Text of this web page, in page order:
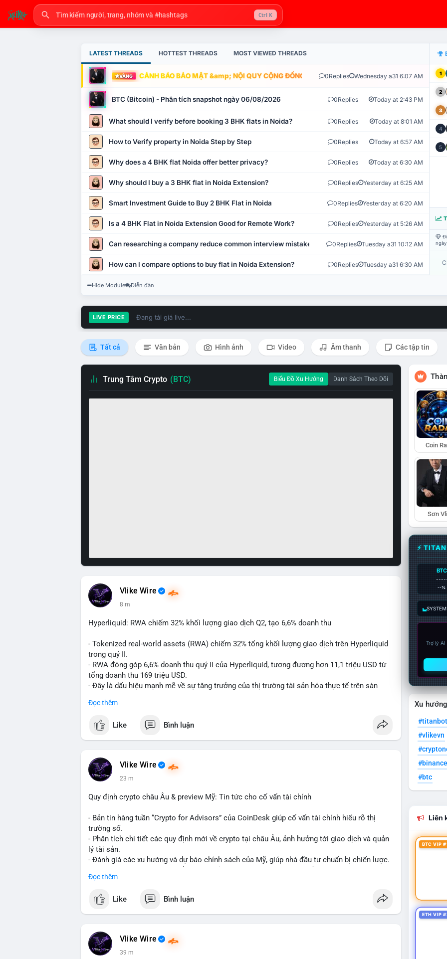
Ctrl K
LATEST THREADS HOTTEST THREADS MOST VIEWED THREADS
VÀNG CẢNH BÁO BẢO MẬT &amp; NỘI QUY CỘNG ĐỒNG VLIKE.VN: HỆ THỐNG GIÁM SÁT TỰ
0Replies Wednesday a31 6:07 AM
BTC (Bitcoin) - Phân tích snapshot ngày 06/08/2026 0Replies Today at 2:43 PM
What should I verify before booking 3 BHK flats in Noida? 0Replies Today at 8:01 AM
How to Verify property in Noida Step by Step 0Replies Today at 6:57 AM
Why does a 4 BHK flat Noida offer better privacy? 0Replies Today at 6:30 AM
Why should I buy a 3 BHK flat in Noida Extension? 0Replies Yesterday at 6:25 AM
Smart Investment Guide to Buy 2 BHK Flat in Noida 0Replies Yesterday at 6:20 AM
Is a 4 BHK Flat in Noida Extension Good for Remote Work? 0Replies Yesterday at 5:26 AM
Can researching a company reduce common interview mistakes? 0Replies Tuesday a31 10:12 AM
How can I compare options to buy flat in Noida Extension? 0Replies Tuesday a31 6:30 AM
1
2
3
4
5
Hide Module Diễn đàn
LIVE PRICE Đang tải giá live...
Tất cả Văn bản Hình ảnh Video Âm thanh Các tập tin
Trung Tâm Crypto (BTC) Biểu Đồ Xu Hướng Danh Sách Theo Dõi
Vlike Wire
8 m
Hyperliquid: RWA chiếm 32% khối lượng giao dịch Q2, tạo 6,6% doanh thu
- Tokenized real-world assets (RWA) chiếm 32% tổng khối lượng giao dịch trên Hyperliquid
trong quý II.
- RWA đóng góp 6,6% doanh thu quý II của Hyperliquid, tương đương hơn 11,1 triệu USD từ
tổng doanh thu 169 triệu USD.
- Đây là dấu hiệu mạnh mẽ về sự tăng trưởng của thị trường tài sản hóa thực tế trên sàn
$btc $eth
#vlikevn
📰 Nguồn: Cointelegraph
Đọc thêm
Like Bình luận
Vlike Wire
23 m
Quy định crypto châu Âu & preview Mỹ: Tin tức cho cố vấn tài chính
- Bản tin hàng tuần “Crypto for Advisors” của CoinDesk giúp cố vấn tài chính hiểu rõ thị
trường số.
- Phân tích chi tiết các quy định mới về crypto tại châu Âu, ảnh hưởng tới giao dịch và quản
lý tài sản.
- Đánh giá các xu hướng và dự báo chính sách của Mỹ, giúp nhà đầu tư chuẩn bị chiến lược.
$btc $eth
#vlikevn
📰 Nguồn: CoinDesk
Đọc thêm
Like Bình luận
Vlike Wire
39 m
Coin
Sơn
⚡
BTC
--%
Trợ lý
Xu
#titanbot
#vlikevn
#btc
Liên
BTC VIP
ETH VIP